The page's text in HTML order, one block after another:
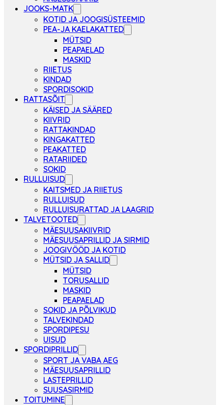
JOOKS-MATK
KOTID JA JOOGISÜSTEEMID
PEA-JA KAELAKATTED
MÜTSID
PEAPAELAD
MASKID
RIIETUS
KINDAD
SPORDISOKID
RATTASÕIT
KÄISED JA SÄÄRED
KIIVRID
RATTAKINDAD
KINGAKATTED
PEAKATTED
RATARIIDED
SOKID
RULLUISUD
KAITSMED JA RIIETUS
RULLUISUD
RULLUISURATTAD JA LAAGRID
TALVETOOTED
MÄESUUSAKIIVRID
MÄESUUSAPRILLID JA SIRMID
JOOGIVÖÖD JA KOTID
MÜTSID JA SALLID
MÜTSID
TORUSALLID
MASKID
PEAPAELAD
SOKID JA PÕLVIKUD
TALVEKINDAD
SPORDIPESU
UISUD
SPORDIPRILLID
SPORT JA VABA AEG
MÄESUUSAPRILLID
LASTEPRILLID
SUUSASIRMID
TOITUMINE